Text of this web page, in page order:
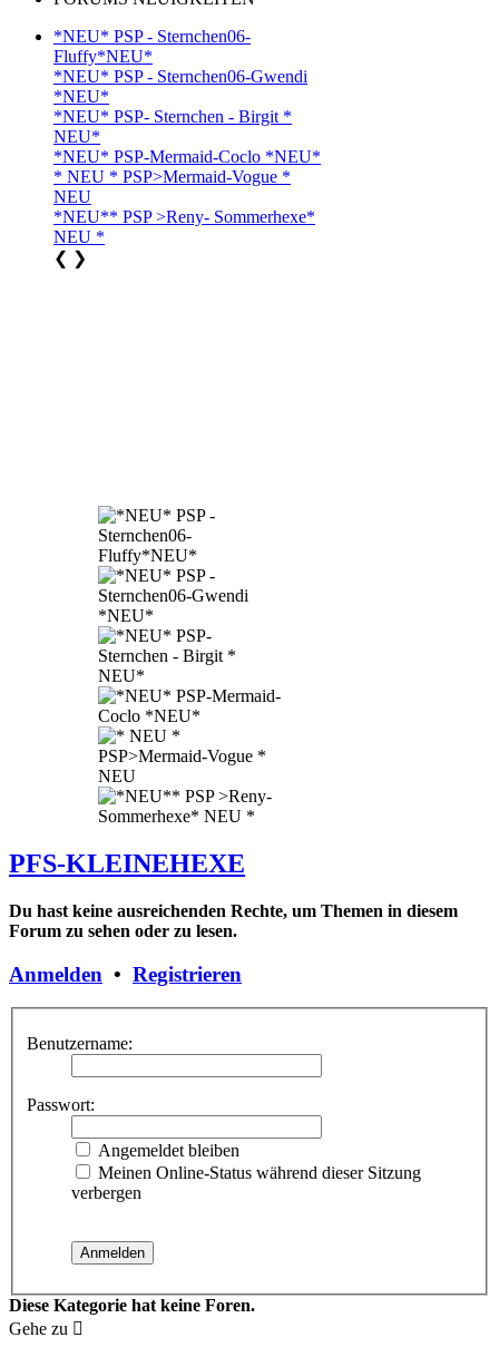
*NEU* PSP - Sternchen06-
Fluffy*NEU*
*NEU* PSP - Sternchen06-Gwendi
*NEU*
*NEU* PSP- Sternchen - Birgit *
NEU*
*NEU* PSP-Mermaid-Coclo *NEU*
* NEU * PSP>Mermaid-Vogue *
NEU
*NEU** PSP >Reny- Sommerhexe*
NEU *
❮ ❯
PFS-KLEINEHEXE
Du hast keine ausreichenden Rechte, um Themen in diesem
Forum zu sehen oder zu lesen.
Anmelden • Registrieren
Benutzername:
Passwort:
Angemeldet bleiben
Meinen Online-Status während dieser Sitzung
verbergen
Diese Kategorie hat keine Foren.
Gehe zu